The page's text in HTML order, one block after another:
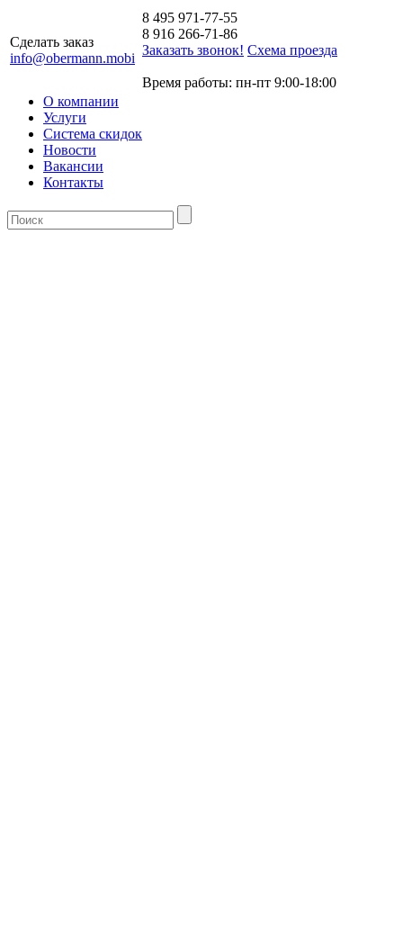
Сделать заказ
info@obermann.mobi
8 495 971-77-55
8 916 266-71-86
Заказать звонок! Схема проезда
Время работы: пн-пт 9:00-18:00
О компании
Услуги
Система скидок
Новости
Вакансии
Контакты